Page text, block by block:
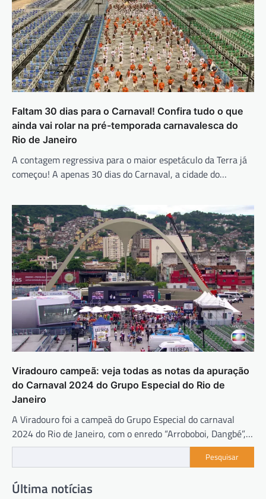
Faltam 30 dias para o Carnaval! Confira tudo o que
ainda vai rolar na pré-temporada carnavalesca do
Rio de Janeiro
A contagem regressiva para o maior espetáculo da Terra já
começou! A apenas 30 dias do Carnaval, a cidade do…
Viradouro campeã: veja todas as notas da apuração
do Carnaval 2024 do Grupo Especial do Rio de
Janeiro
A Viradouro foi a campeã do Grupo Especial do carnaval
2024 do Rio de Janeiro, com o enredo “Arroboboi, Dangbé”,…
Pesquisar
Última notícias